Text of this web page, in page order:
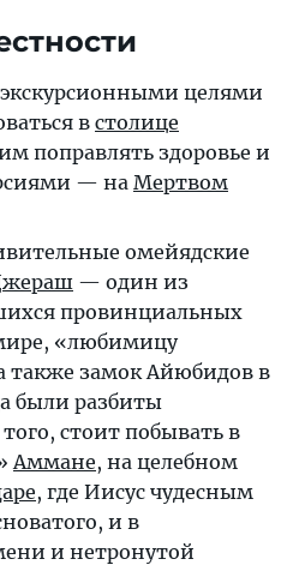
экскурсионными целями
в столице
поправлять здоровье и
— наМертвом
омейядские
— один из
провинциальных
«любимицу
также замок Айюбидов в
были разбиты
стоит побывать в
Аммане, на целебном
, где Иисус чудесным
и в
и нетронутой